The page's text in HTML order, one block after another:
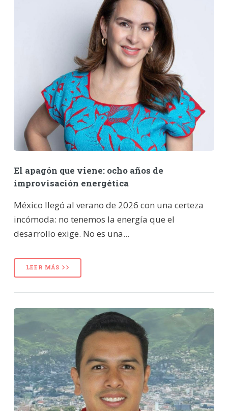
El apagón que viene: ocho años de
improvisación energética
México llegó al verano de 2026 con una certeza
incómoda: no tenemos la energía que el
desarrollo exige. No es una...
LEER MÁS